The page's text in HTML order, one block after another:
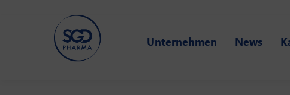
Unternehmen News